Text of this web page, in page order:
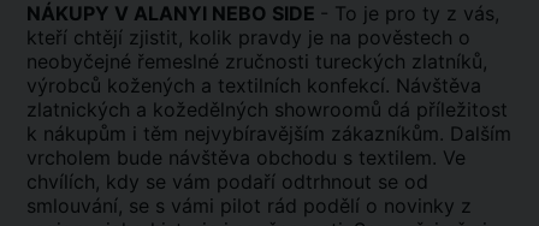
NÁKUPY V ALANYI NEBO SIDE - To je pro ty z vás,
kteří chtějí zjistit, kolik pravdy je na pověstech o
neobyčejné řemeslné zručnosti tureckých zlatníků,
výrobců kožených a textilních konfekcí. Návštěva
zlatnických a kožedělných showroomů dá příležitost
k nákupům i těm nejvybíravějším zákazníkům. Dalším
vrcholem bude návštěva obchodu s textilem. Ve
chvílích, kdy se vám podaří odtrhnout se od
smlouvání, se s vámi pilot rád podělí o novinky z